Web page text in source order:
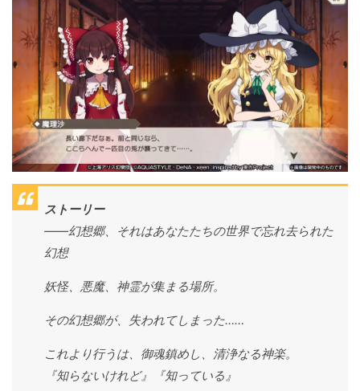
ストーリー
――幻想郷、それはあなたたちの世界で忘れ去られた
幻想
妖怪、悪魔、神霊が集まる場所。
その幻想郷が、失われてしまった……
これより行うは、御魂鎮めし、清浄なる神楽。
『知らないけれど』『知っている』